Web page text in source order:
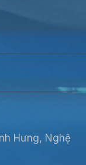
Hưng, Nghệ